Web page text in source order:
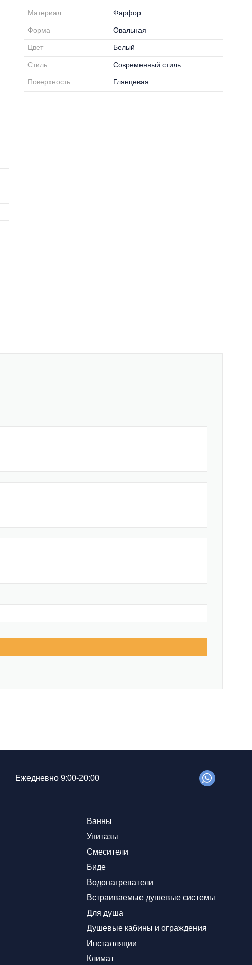
Материал Фарфор
Форма Овальная
Цвет Белый
Стиль Современный стиль
Поверхность Глянцевая
Ежедневно 9:00-20:00
Ванны
Унитазы
Смесители
Биде
Водонагреватели
Встраиваемые душевые системы
Для душа
Душевые кабины и ограждения
Инсталляции
Климат